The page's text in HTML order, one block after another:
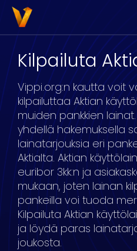
Kilpailuta
Vippi.org:n kautta voit
kilpailuttaa Aktian
muiden pankkien
yhdellä hakemuksella
lainatarjouksia eri
Aktialta. Aktian
euribor 3kk:n ja
mukaan, joten lainan
pankeilla voi tuoda
Kilpailuta Aktian
ja löydä paras
joukosta.